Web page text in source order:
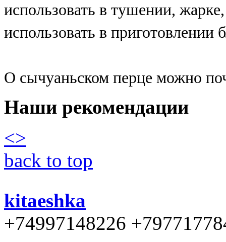
использовать в тушении,
использовать в
О сычуаньском перце можно
Наши рекомендации
<>
back to top
kitaeshka
+74997148226